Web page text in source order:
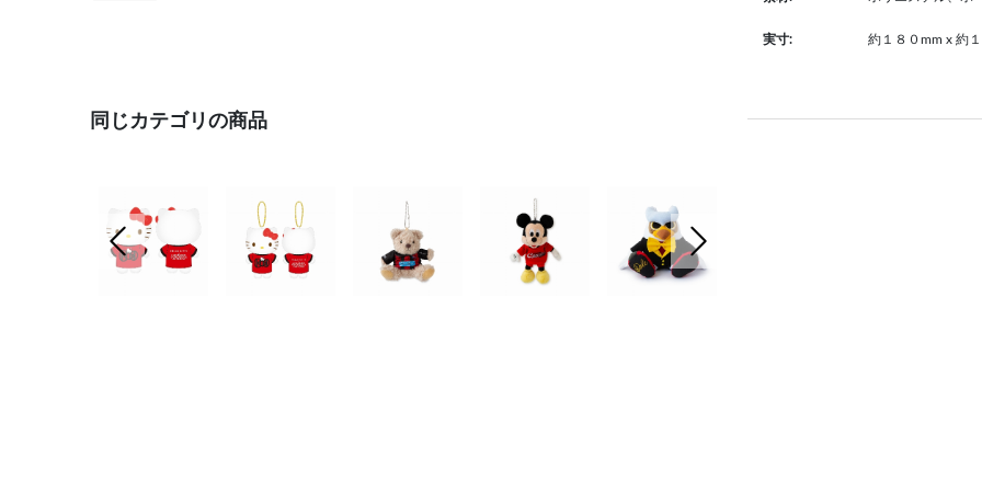
同じカテゴリの商品
前の画像
実寸: 約１８０mm x 約